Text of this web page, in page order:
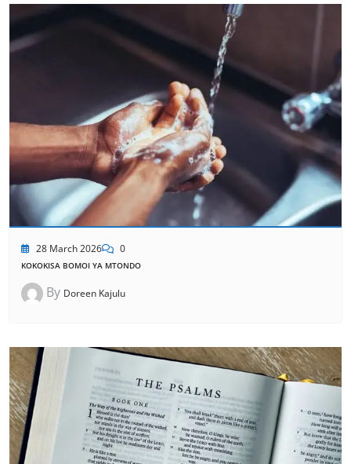
28 March 2026 0
KOKOKISA BOMOI YA MTONDO
By Doreen Kajulu